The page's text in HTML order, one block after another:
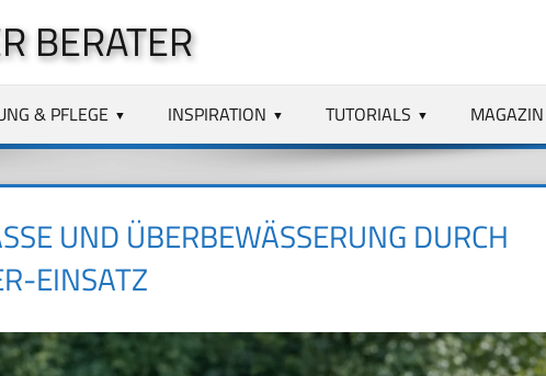
BERATER
& PFLEGE INSPIRATION TUTORIALS MAGAZIN
UND ÜBERBEWÄSSERUNG DURCH
EINSATZ